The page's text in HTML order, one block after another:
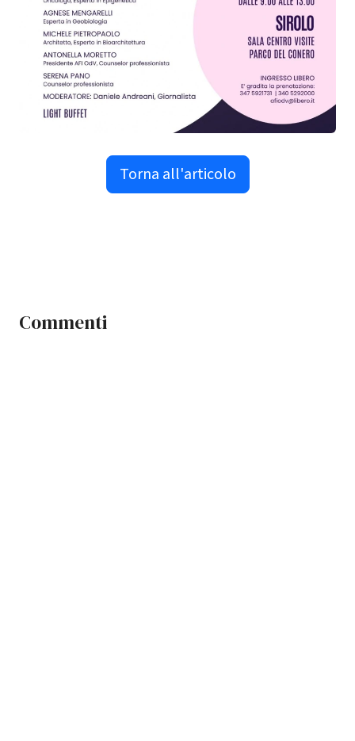
Torna all'articolo
Commenti